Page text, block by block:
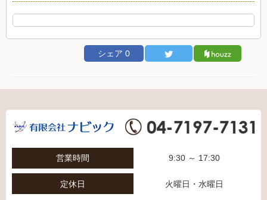
シェア 0
営業時間 9:30 ～ 17:30
定休日 火曜日・水曜日